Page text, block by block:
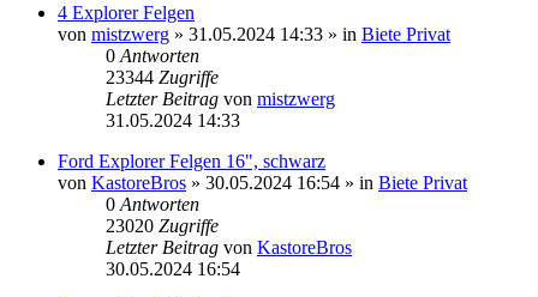
4 Explorer Felgen
von mistzwerg » 31.05.2024 14:33 » in Biete Privat
0 Antworten
23344 Zugriffe
Letzter Beitrag von mistzwerg
31.05.2024 14:33
Ford Explorer Felgen 16", schwarz
von KastoreBros » 30.05.2024 16:54 » in Biete Privat
0 Antworten
23020 Zugriffe
Letzter Beitrag von KastoreBros
30.05.2024 16:54